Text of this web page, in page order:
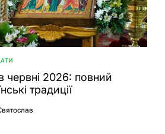
червні 2026: повний
традиції